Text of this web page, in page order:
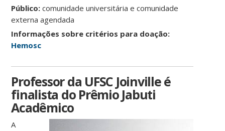
Público: comunidade universitária e comunidade
externa agendada
Informações sobre critérios para doação:
Hemosc
Professor da UFSC Joinville é
finalista do Prêmio Jabuti
Acadêmico
A